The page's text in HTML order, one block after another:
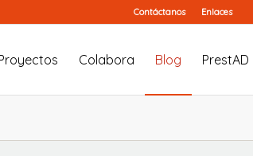
Contáctanos Enlaces
Colabora Blog PrestAD